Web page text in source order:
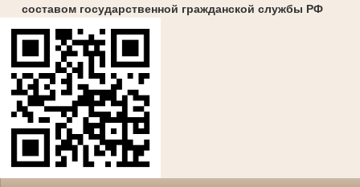
составом государственной гражданской службы РФ